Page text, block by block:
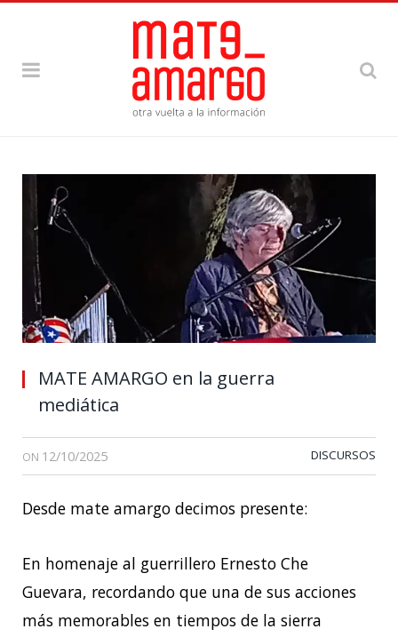
MATE AMARGO en la guerra
mediática
ON 12/10/2025 DISCURSOS
Desde mate amargo decimos presente:
En homenaje al guerrillero Ernesto Che
Guevara, recordando que una de sus acciones
más memorables en tiempos de la sierra